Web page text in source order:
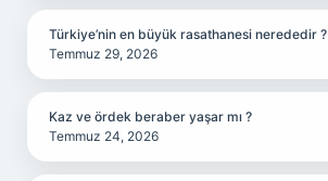
Türkiye’nin en büyük rasathanesi nerededir ?
Temmuz 29, 2026
Kaz ve ördek beraber yaşar mı ?
Temmuz 24, 2026